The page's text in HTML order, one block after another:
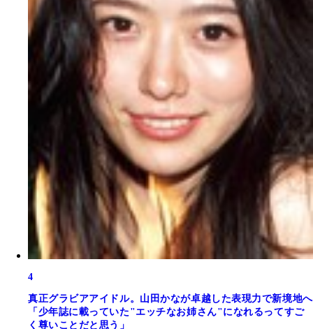
4
真正グラビアアイドル。山田かなが卓越した表現力で新境地へ
「少年誌に載っていた"エッチなお姉さん"になれるってすご
く尊いことだと思う」